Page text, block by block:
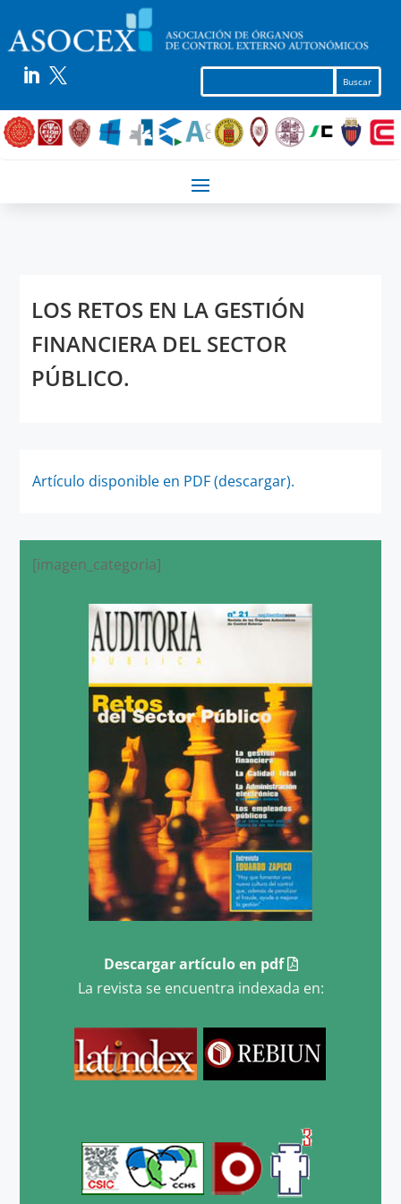
 
LOS RETOS EN LA GESTIÓN
FINANCIERA DEL SECTOR
PÚBLICO.
Artículo disponible en PDF (descargar).
[imagen_categoria]
Descargar artículo en pdf
La revista se encuentra indexada en: